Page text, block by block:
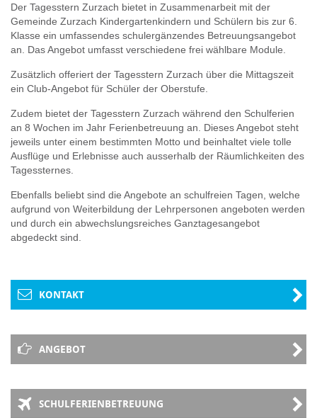
Der Tagesstern Zurzach bietet in Zusammenarbeit mit der
Gemeinde Zurzach Kindergartenkindern und Schülern bis zur 6.
Klasse ein umfassendes schulergänzendes Betreuungsangebot
an. Das Angebot umfasst verschiedene frei wählbare Module.
Zusätzlich offeriert der Tagesstern Zurzach über die Mittagszeit
ein Club-Angebot für Schüler der Oberstufe.
Zudem bietet der Tagesstern Zurzach während den Schulferien
an 8 Wochen im Jahr Ferienbetreuung an. Dieses Angebot steht
jeweils unter einem bestimmten Motto und beinhaltet viele tolle
Ausflüge und Erlebnisse auch ausserhalb der Räumlichkeiten des
Tagessternes.
Ebenfalls beliebt sind die Angebote an schulfreien Tagen, welche
aufgrund von Weiterbildung der Lehrpersonen angeboten werden
und durch ein abwechslungsreiches Ganztagesangebot
abgedeckt sind.
KONTAKT
ANGEBOT
SCHULFERIENBETREUUNG